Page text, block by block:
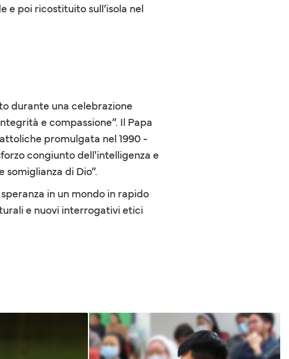
e poi ricostituito sull’isola nel
durante una celebrazione
e compassione”. Il Papa
promulgata nel 1990 -
congiunto dell'intelligenza e
di Dio”.
in un mondo in rapido
e nuovi interrogativi etici